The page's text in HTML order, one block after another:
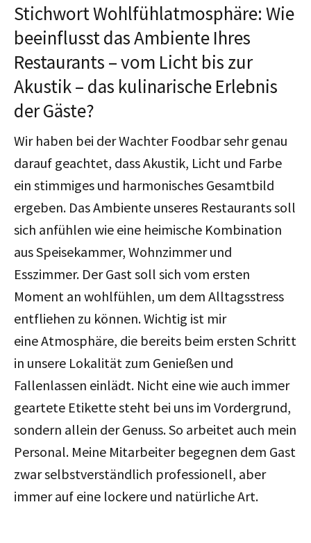
Stichwort Wohlfühlatmosphäre: Wie
beeinflusst das Ambiente Ihres
Restaurants – vom Licht bis zur
Akustik – das kulinarische Erlebnis
der Gäste?
Wir haben bei der Wachter Foodbar sehr genau
darauf geachtet, dass Akustik, Licht und Farbe
ein stimmiges und harmonisches Gesamtbild
ergeben. Das Ambiente unseres Restaurants soll
sich anfühlen wie eine heimische Kombination
aus Speisekammer, Wohnzimmer und
Esszimmer. Der Gast soll sich vom ersten
Moment an wohlfühlen, um dem Alltagsstress
entfliehen zu können. Wichtig ist mir
eine Atmosphäre, die bereits beim ersten Schritt
in unsere Lokalität zum Genießen und
Fallenlassen einlädt. Nicht eine wie auch immer
geartete Etikette steht bei uns im Vordergrund,
sondern allein der Genuss. So arbeitet auch mein
Personal. Meine Mitarbeiter begegnen dem Gast
zwar selbstverständlich professionell, aber
immer auf eine lockere und natürliche Art.